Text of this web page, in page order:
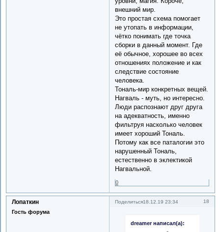
внешний мир.
Это простая схема помогает
не утопать в информации,
чётко понимать где точка
сборки в данный момент. Где
её обычное, хорошее во всех
отношениях положение и как
следствие состояние
человека.
Тональ-мир конкретных вещей.
Нагваль - муть, но интересно.
Люди распознают друг друга
на адекватность, именно
фильтруя насколько человек
имеет хороший Тональ.
Потому как все паталогии это
нарушенный Тональ,
естественно в эклектикой
Нагвальной.
0
Поделиться 18
18.12.19 23:34
Лопаткин
Гость форума
dreamer написал(а):